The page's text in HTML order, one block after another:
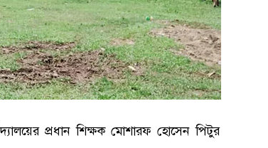
প্রধান শিক্ষক মোশারফ হোসেন পিটুর